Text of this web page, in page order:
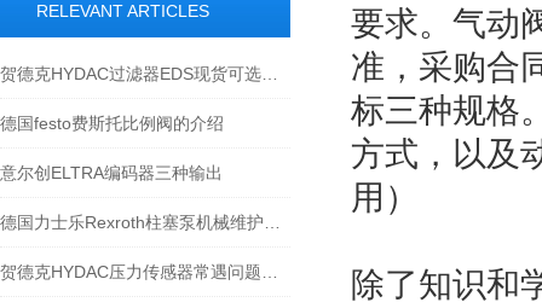
RELEVANT ARTICLES
德国festo费斯托比例阀的介绍
意尔创ELTRA编码器三种输出
要求。气动
准，采购合
标三种规格
方式，以及
用）
除了知识和